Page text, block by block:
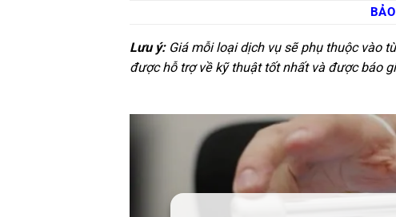
Lưu ý:Giá mỗi loại dịch vụ sẽ phụ thuộc vào
được hỗ trợ về kỹ thuật tốt nhất và được báo